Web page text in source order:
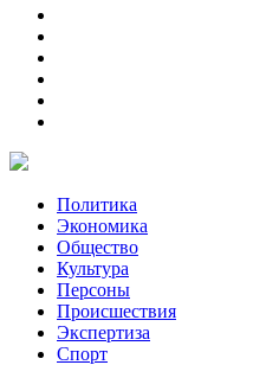
Политика
Экономика
Общество
Культура
Персоны
Происшествия
Экспертиза
Спорт